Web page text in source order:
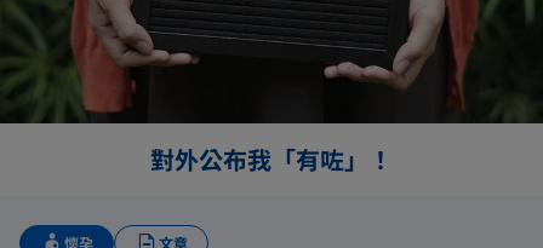
對外公布我「有咗」！
懷孕 文章